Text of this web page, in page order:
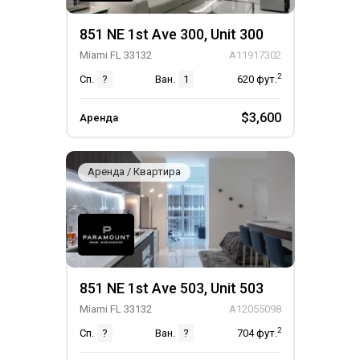
851 NE 1st Ave 300, Unit 300
Miami FL 33132
A11917302
Сп.
? Ван. 1 620 фут.2
Аренда $3,600
Аренда / Квартира
851 NE 1st Ave 503, Unit 503
Miami FL 33132
A12055098
Сп.
? Ван. ? 704фут.2